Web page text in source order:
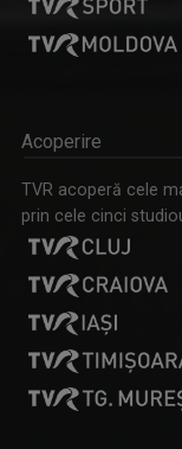
Acoperire
TVR acoperă cele
prin cele cinci